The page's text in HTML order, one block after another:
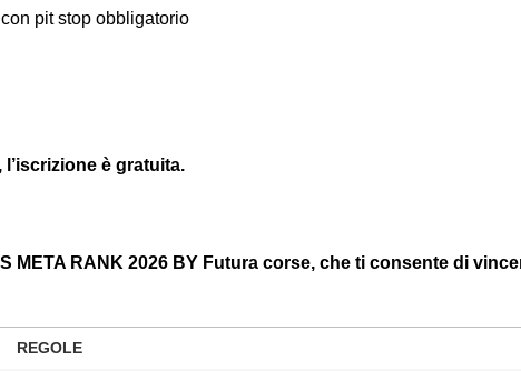
pit stop obbligatorio
l’iscrizione è gratuita.
META RANK 2026 BY Futura corse, che ti consente di
REGOLE